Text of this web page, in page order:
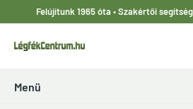
tartalomhoz
Felújítunk 1965 óta • Szakértői
LegfekCentrum.hu
Menü